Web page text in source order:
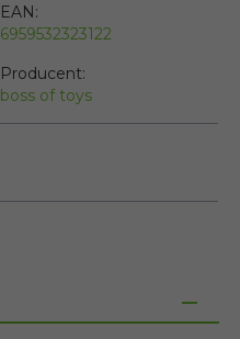
EAN:
6959532323122
Producent:
boss of toys